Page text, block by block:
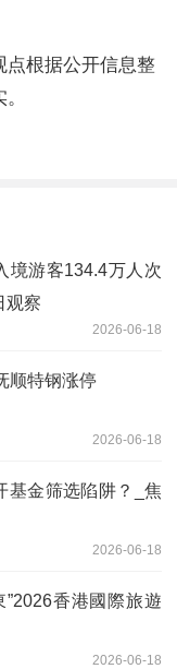
点根据公开信息整
境游客134.4万人次
观察
2026-06-18
顺特钢涨停
2026-06-18
基金筛选陷阱？_焦
2026-06-18
香港國際旅遊
2026-06-18